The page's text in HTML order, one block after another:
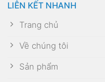
LIÊN KẾT NHANH
Trang chủ
Về chúng tôi
Sản phẩm